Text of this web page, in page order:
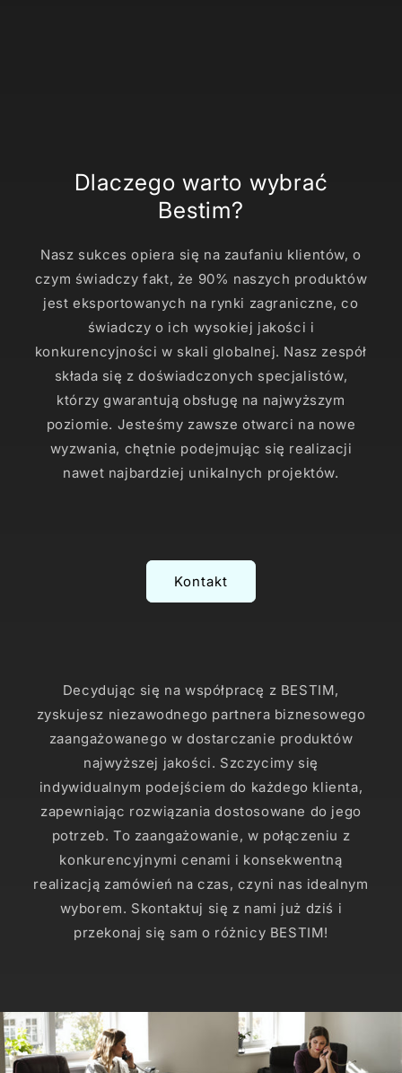
Dlaczego warto wybrać
Bestim?
Nasz sukces opiera się na zaufaniu klientów, o
czym świadczy fakt, że 90% naszych produktów
jest eksportowanych na rynki zagraniczne, co
świadczy o ich wysokiej jakości i
konkurencyjności w skali globalnej. Nasz zespół
składa się z doświadczonych specjalistów,
którzy gwarantują obsługę na najwyższym
poziomie. Jesteśmy zawsze otwarci na nowe
wyzwania, chętnie podejmując się realizacji
nawet najbardziej unikalnych projektów.
Kontakt
Decydując się na współpracę z BESTIM,
zyskujesz niezawodnego partnera biznesowego
zaangażowanego w dostarczanie produktów
najwyższej jakości. Szczycimy się
indywidualnym podejściem do każdego klienta,
zapewniając rozwiązania dostosowane do jego
potrzeb. To zaangażowanie, w połączeniu z
konkurencyjnymi cenami i konsekwentną
realizacją zamówień na czas, czyni nas idealnym
wyborem. Skontaktuj się z nami już dziś i
przekonaj się sam o różnicy BESTIM!